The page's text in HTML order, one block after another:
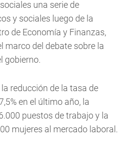
una serie de
y sociales luego de la
de Economía y Finanzas,
marco del debate sobre la
gobierno.
reducción de la tasa de
en el último año, la
puestos de trabajo y la
mujeres al mercado laboral.